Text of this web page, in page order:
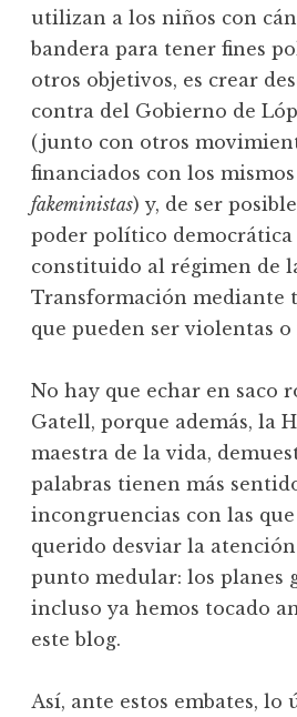
utilizan a los niños con
bandera para tener fines
otros objetivos, es crear
contra del Gobierno de
(junto con otros
financiados con los
fakeministas) y, de ser
poder político
constituido al régimen de
Transformación mediante
que pueden ser violentas
No hay que echar en saco
Gatell, porque además, la
maestra de la vida,
palabras tienen más
incongruencias con las
querido desviar la
punto medular: los planes
incluso ya hemos tocado
este blog.
Así, ante estos embates, lo